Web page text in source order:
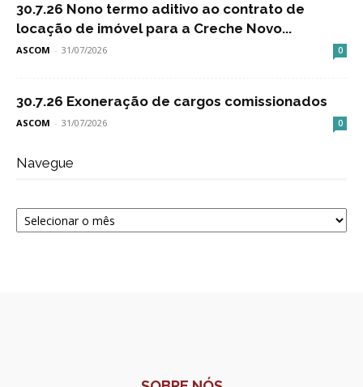
30.7.26 Nono termo aditivo ao contrato de
locação de imóvel para a Creche Novo...
ASCOM - 31/07/2026 0
30.7.26 Exoneração de cargos comissionados
ASCOM - 31/07/2026 0
Navegue
Navegue